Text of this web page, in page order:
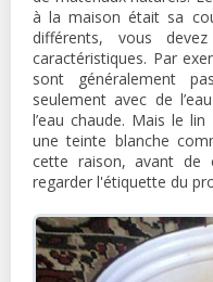
à la maison était sa
différents, vous
caractéristiques. Par
sont généralement
seulement avec de
l’eau chaude. Mais le
une teinte blanche
cette raison, avant de
regarder l'étiquette du